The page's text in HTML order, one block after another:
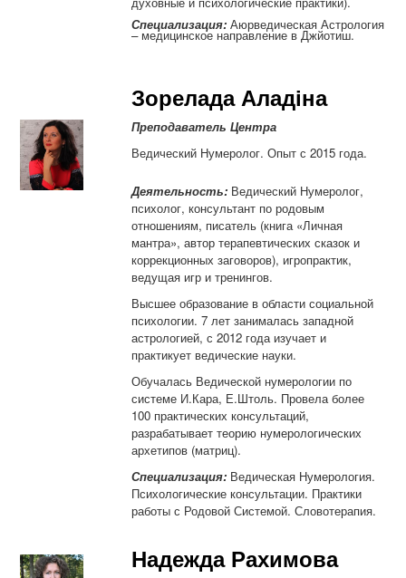
Специализация: Аюрведическая Астрология
– медицинское направление в Джйотиш.
Зорелада Аладіна
Преподаватель Центра
Ведический Нумеролог. Опыт с 2015 года.
Деятельность: Ведический Нумеролог,
психолог, консультант по родовым
отношениям, писатель (книга «Личная
мантра», автор терапевтических сказок и
коррекционных заговоров), игропрактик,
ведущая игр и тренингов.
Высшее образование в области социальной
психологии. 7 лет занималась западной
астрологией, с 2012 года изучает и
практикует ведические науки.
Обучалась Ведической нумерологии по
системе И.Кара, Е.Штоль. Провела более
100 практических консультаций,
разрабатывает теорию нумерологических
архетипов (матриц).
Специализация: Ведическая Нумерология.
Психологические консультации. Практики
работы с Родовой Системой. Словотерапия.
Надежда Рахимова